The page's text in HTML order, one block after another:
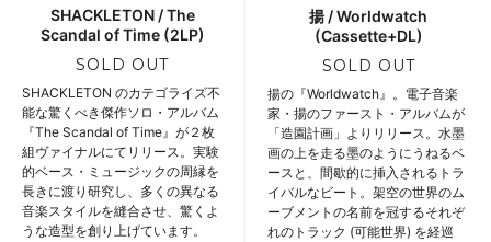
SHACKLETON / The
Scandal of Time (2LP)
SOLD OUT
SHACKLETON のカテゴライズ不
能な驚くべき傑作ソロ・アルバム
『The Scandal of Time』が２枚
組ヴァイナルにてリリース。実験
的ベース・ミュージックの周縁を
長きに渡り研究し、多くの異なる
音楽スタイルを縫合させ、驚くよ
うな造型を創り上げています。
揚 / Worldwatch
(Cassette+DL)
SOLD OUT
揚の『Worldwatch』。電子音楽
家・揚のファースト・アルバムが
「造園計画」よりリリース。水墨
画の上を走る墨のようにうねるベ
ースと、間歇的に挿入されるトラ
イバルなビート。架空の世界のム
ーブメントの名前を冠するそれぞ
れのトラック (可能世界) を経巡